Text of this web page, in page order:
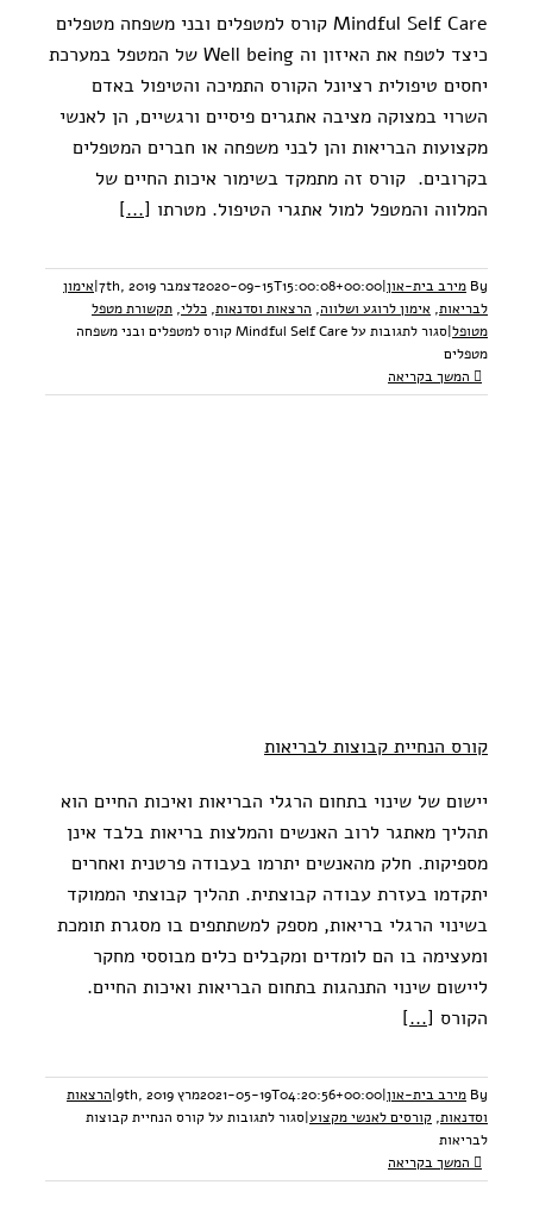
Mindful Self Care קורס למטפלים ובני משפחה מטפלים
כיצד לטפח את האיזון וה Well being של המטפל במערכת
יחסים טיפולית רציונל הקורס התמיכה והטיפול באדם
השרוי במצוקה מציבה אתגרים פיסיים ורגשיים, הן לאנשי
מקצועות הבריאות והן לבני משפחה או חברים המטפלים
בקרובים. קורס זה מתמקד בשימור איכות החיים של
המלווה והמטפל למול אתגרי הטיפול. מטרתו [...]
By מירב בית-און|
2020-09-15T15:00:08+00:00דצמבר 7th, 2019 |אימון
לבריאות, אימון לרוגע ושלווה, הרצאות וסדנאות, כללי, תקשורת מטפל
מטופל|סגור לתגובות
על Mindful Self Care קורס למטפלים ובני משפחה
מטפלים
המשך בקריאה
קורס הנחיית קבוצות לבריאות
יישום של שינוי בתחום הרגלי הבריאות ואיכות החיים הוא
תהליך מאתגר לרוב האנשים והמלצות בריאות בלבד אינן
מספיקות. חלק מהאנשים יתרמו בעבודה פרטנית ואחרים
יתקדמו בעזרת עבודה קבוצתית. תהליך קבוצתי הממוקד
בשינוי הרגלי בריאות, מספק למשתתפים בו מסגרת תומכת
ומעצימה בו הם לומדים ומקבלים כלים מבוססי מחקר
ליישום שינוי התנהגות בתחום הבריאות ואיכות החיים.
הקורס [...]
By מירב בית-און|
2021-05-19T04:20:56+00:00מרץ 9th, 2019 |הרצאות
וסדנאות, קורסים לאנשי מקצוע|סגור לתגובות על קורס הנחיית קבוצות
לבריאות
המשך בקריאה